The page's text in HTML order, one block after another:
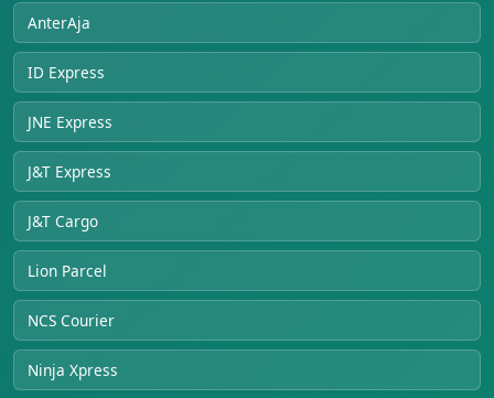
AnterAja
ID Express
JNE Express
J&T Express
J&T Cargo
Lion Parcel
NCS Courier
Ninja Xpress